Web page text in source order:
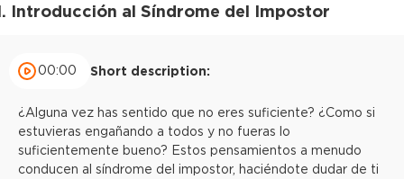
Introducción al Síndrome del Impostor
00:00 Short description:
¿Alguna vez has sentido que no eres suficiente? ¿Como si
estuvieras engañando a todos y no fueras lo
suficientemente bueno? Estos pensamientos a menudo
conducen al síndrome del impostor, haciéndote dudar de ti